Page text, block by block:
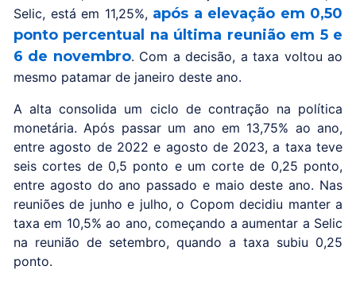
Selic, está em 11,25%, após a elevação em 0,50
ponto percentual na última reunião em 5 e
6 de novembro. Com a decisão, a taxa voltou ao
mesmo patamar de janeiro deste ano.
A alta consolida um ciclo de contração na política
monetária. Após passar um ano em 13,75% ao ano,
entre agosto de 2022 e agosto de 2023, a taxa teve
seis cortes de 0,5 ponto e um corte de 0,25 ponto,
entre agosto do ano passado e maio deste ano. Nas
reuniões de junho e julho, o Copom decidiu manter a
taxa em 10,5% ao ano, começando a aumentar a Selic
na reunião de setembro, quando a taxa subiu 0,25
ponto.